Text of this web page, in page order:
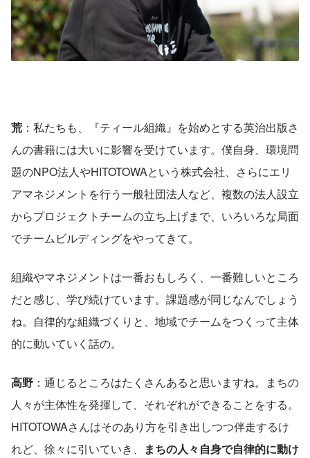
荒 ：私たちも、『ティール組織』を始めとする英治出版さ
んの書籍には大いに影響を受けています。僕自身、環境問
題のNPO法人やHITOTOWAという株式会社、さらにエリ
アマネジメントを行う一般社団法人など、複数の法人設立
からプロジェクトチームの立ち上げまで、いろいろな局面
でチームビルディングをやってきて。
組織やマネジメントは一番おもしろく、一番難しいところ
だと感じ、学び続けています。課題感が同じなんでしょう
ね。自律的な組織づくりと、地域でチームをつくって主体
的に動いていく話の。
高野 ：通じるところはたくさんあると思いますね。まちの
人々が主体性を発揮して、それぞれができることをする。
HITOTOWAさんはそのあり方を引き出しつつ伴走するけ
れど、徐々に引いていき、
まちの人々自身で自律的に動け